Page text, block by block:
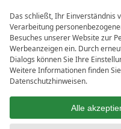
Das schließt, Ihr Einverständnis
Verarbeitung
Besuches unserer Website zur
Werbeanzeigen ein. Durch
Dialogs können Sie Ihre
Weitere Informationen finden
Datenschutzhinweisen.
Alle
Datenschutz